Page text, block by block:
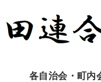
各自治会・町内